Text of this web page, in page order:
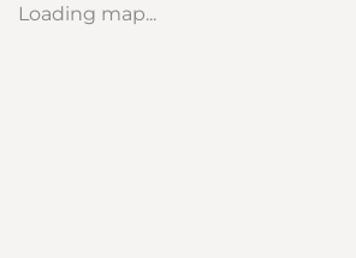
Loading map...